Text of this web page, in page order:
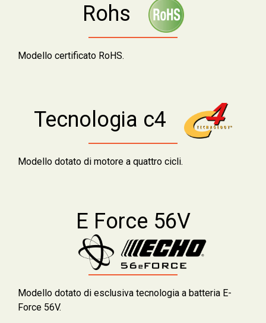
Rohs
Modello certificato RoHS.
Tecnologia c4
Modello dotato di motore a quattro cicli.
E Force 56V
Modello dotato di esclusiva tecnologia a batteria E-
Force 56V.